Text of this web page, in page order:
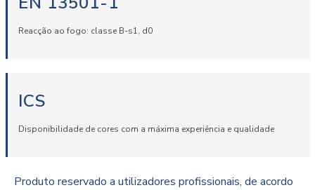
Reacção ao fogo: classe B-s1, d0
ICS
Disponibilidade de cores com a máxima experiência e qualidade
Produto reservado a utilizadores profissionais, de acordo